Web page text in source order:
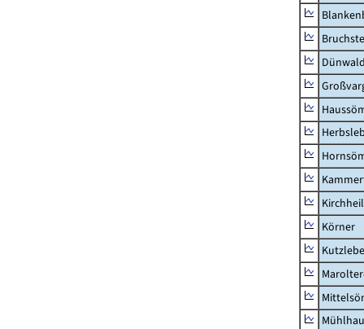
Körner